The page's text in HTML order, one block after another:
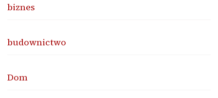
biznes
budownictwo
Dom